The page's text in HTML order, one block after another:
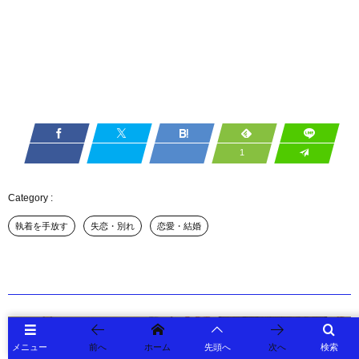
1
執着を手放す 失恋・別れ 恋愛・結婚
【御礼】創業９周年を迎えました／株式会社リエゾンジャパン
メニュー 検索
前へ ホーム 先頭へ 次へ